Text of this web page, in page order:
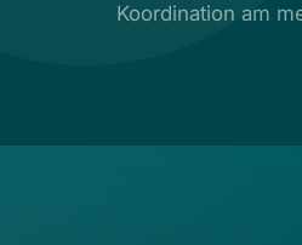
Koordination am